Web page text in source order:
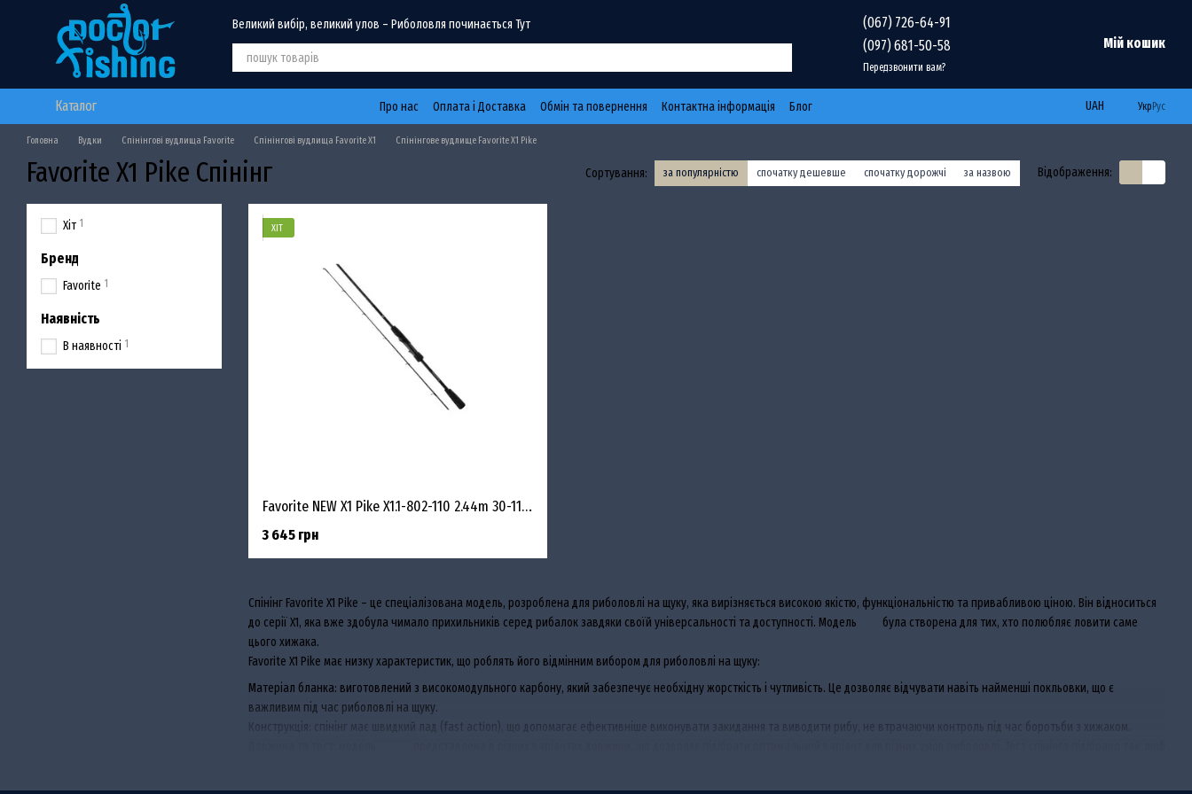
Перейти до основного контенту
Великий вибір, великий улов – Риболовля починається Тут
(067) 726-64-91
(097) 681-50-58
Передзвонити вам?
Мій кошик
Каталог Про нас Оплата і Доставка Обмін та повернення Контактна інформація Блог UAH Укр Рус
Головна Вудки Спінінгові вудлища Favorite Спінінгові вудлища Favorite X1 Спінінгове вудлище Favorite X1 Pike
Favorite X1 Pike Спінінг Сортування: за популярністю спочатку дешевше спочатку дорожчі за назвою Відображення:
Спінінг Favorite X1 Pike – це спеціалізована модель, розроблена для риболовлі на щуку, яка вирізняється високою якістю, функціональністю та привабливою ціною. Він відноситься
до серії X1, яка вже здобула чимало прихильників серед рибалок завдяки своїй універсальності та доступності. Модель
була створена для тих, хто полюбляє ловити саме
цього хижака.
Favorite X1 Pike має низку характеристик, що роблять його відмінним вибором для риболовлі на щуку:
Матеріал бланка: виготовлений з високомодульного карбону, який забезпечує необхідну жорсткість і чутливість. Це дозволяє відчувати навіть найменші покльовки, що є
важливим під час риболовлі на щуку.
Конструкція: спінінг має швидкий лад (fast action), що допомагає ефективніше виконувати закидання та виводити рибу, не втрачаючи контроль під час боротьби з хижаком.
ХІТ
Favorite NEW X1 Pike X1.1-802-110 2.44m 30-110g
3 645 грн
Хіт 1
Бренд
Favorite 1
Наявність
В наявності 1